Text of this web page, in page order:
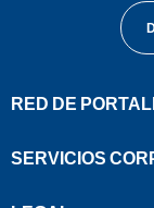
RED DE
SERVICIOS